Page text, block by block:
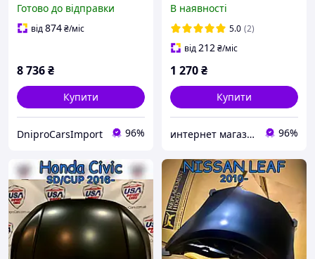
Готово до відправки
від874₴/міс
8 736₴
Купити
DniproCarsImport 96%
Кадді Туран Volkswagen
Caddy Touran 2011-2015
В наявності
5.0 (2)
від212₴/міс
1 270₴
Купити
интернет магазин "Avtorazborka24" 96%